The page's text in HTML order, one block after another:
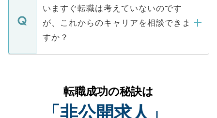
に、医療機関が求める条件に合った人材の
みを人材紹介会社に依頼するケースが増え
ています。
の辞退の連絡はキャリアパートナーが行い
ますので、ご安心ください。
で、ご安心ください。当サイトからの登録
などで収集したご登録者様の個人情報は、
ご本人のキャリアアップおよび転職活動の
支援を目的に使用いたします。お預かりし
ているすべての個人データはご本人の許可
は、個人情報の取り扱いについての厳密な
管理基準を満たした事業者のみに付与され
る、プライバシーマークを取得済みです。
いますぐ転職は考えていないのです
が、これからのキャリアを相談できま
すか？
かがいして、現在の医療機関の状況や紹介
経験をまじえながら、適切なアドバイスを
させていただきます。すぐにご転職をされ
転職成功の秘訣は
「非公開求人」